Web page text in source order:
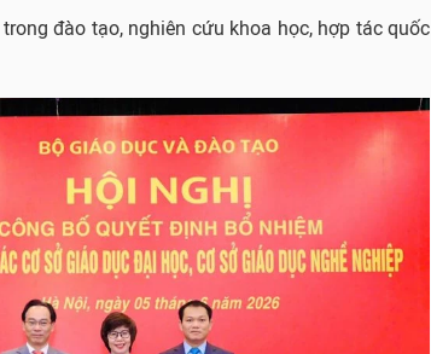
đào tạo, nghiên cứu khoa học, hợp tác quốc